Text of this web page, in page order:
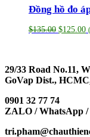
Đồng hồ đo
$135.00 $125.00
29/33 Road No.11,
GoVap Dist.,
0901 32 77 74
ZALO / WhatsApp